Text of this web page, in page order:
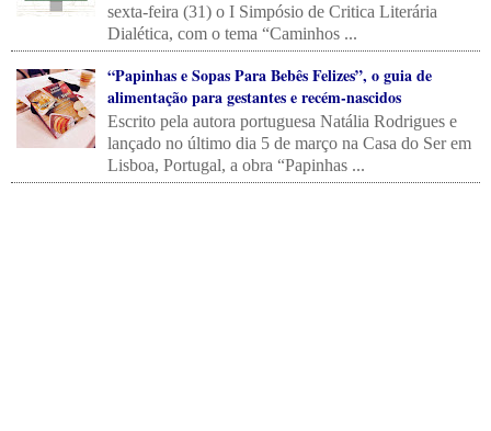
sexta-feira (31) o I Simpósio de Critica Literária
Dialética, com o tema “Caminhos ...
“Papinhas e Sopas Para Bebês Felizes”, o guia de
alimentação para gestantes e recém-nascidos
Escrito pela autora portuguesa Natália Rodrigues e
lançado no último dia 5 de março na Casa do Ser em
Lisboa, Portugal, a obra “Papinhas ...